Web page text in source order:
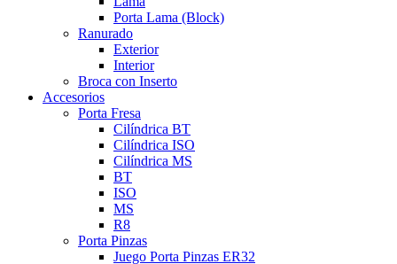
Porta Lama (Block)
Ranurado
Exterior
Interior
Broca con Inserto
Accesorios
Porta Fresa
Cilíndrica BT
Cilíndrica ISO
Cilíndrica MS
BT
ISO
MS
R8
Porta Pinzas
Juego Porta Pinzas ER32